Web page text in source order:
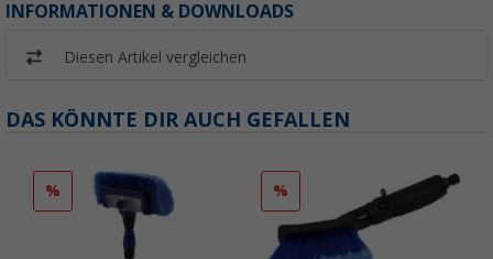
INFORMATIONEN & DOWNLOADS
Diesen Artikel vergleichen
DAS KÖNNTE DIR AUCH GEFALLEN
% %